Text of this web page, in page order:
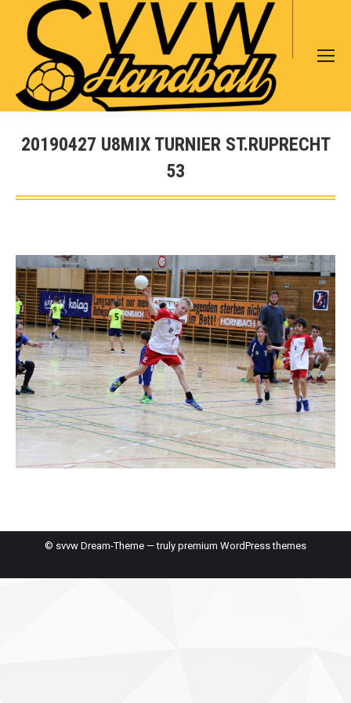
Search:
20190427 U8MIX TURNIER ST.RUPRECHT
53
Sie befinden sich hier:
© svvw Dream-Theme — truly premium WordPress themes